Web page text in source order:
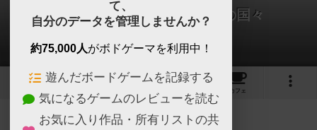
チケットトゥライド：北欧の国々
越智 俊英さんのレビュー
4 2 6
カフェ
355名 0名 0 7年以上前
て、
自分のデータを管理しませんか？
約75,000人がボドゲーマを利用中！
遊んだボードゲームを記録する
気になるゲームのレビューを読む
お気に入り作品・所有リストの共